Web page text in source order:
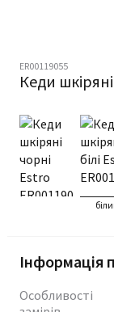
ER00119055
Кеди
Інформація
Особливості